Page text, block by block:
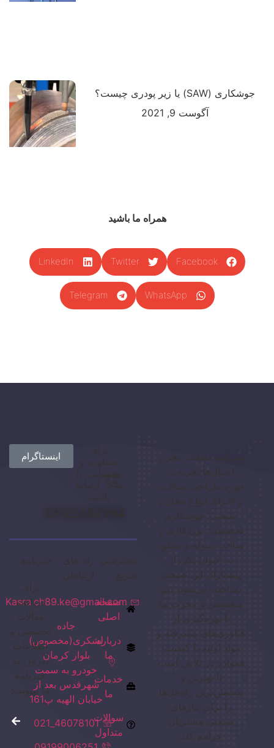
جوشکاری (SAW) یا زیر پودری چیست؟
آگوست 9, 2021
همراه ما باشید
Facebook
Twitter
LinkedIn
WhatsApp
Telegram
با سال‌ها تجربه در
صنعتی، جوشکاری
تخصصی، نوردکاری و
ساخت سوله و سیلو،
به عنوان یکی از
پیشتازان این صنعت
شناخته می‌شود. تیم
متخصص و مجرب ما
با بهره‌گیری از
فناوری‌های پیشرفته و
مواد اولیه با کیفیت،
همواره در تلاش است
تا بهترین و
مطمئن‌ترین راه‌حل‌ها
را برای نیازهای
صنعتی مشتریان
فراهم کند
اینستاگرام
صفحه
اصلی
درباره
ما
خدمات
ما
سوالات
متداول
Kasra.ch89.ke@gmail.com
جاده
لشکری(مخصوص)
بلوار کرمان
خودرو به سمت
شهرقدس بعد از
خیابان الهیه پ161
46078101_021
دریافت
مقالات
اطلاعات
به‌روز، به
خبرنامه
ما بپیوندید